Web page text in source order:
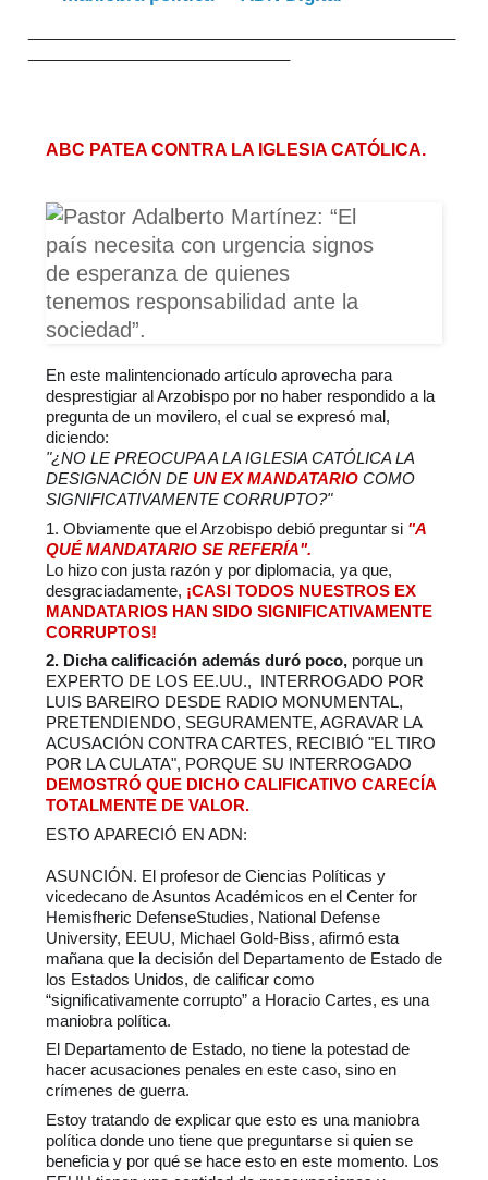
ABC PATEA CONTRA LA IGLESIA CATÓLICA.
En este malintencionado artículo aprovecha para
desprestigiar al Arzobispo por no haber respondido a la
pregunta de un movilero, el cual se expresó mal,
diciendo:
"¿NO LE PREOCUPA A LA IGLESIA CATÓLICA LA
DESIGNACIÓN DE UN EX MANDATARIO COMO
SIGNIFICATIVAMENTE CORRUPTO?"
1. Obviamente que el Arzobispo debió preguntar si "A
QUÉ MANDATARIO SE REFERÍA".
Lo hizo con justa razón y por diplomacia, ya que,
desgraciadamente, ¡CASI TODOS NUESTROS EX
MANDATARIOS HAN SIDO SIGNIFICATIVAMENTE
CORRUPTOS!
2. Dicha calificación además duró poco, porque un
EXPERTO DE LOS EE.UU.,  INTERROGADO POR
LUIS BAREIRO DESDE RADIO MONUMENTAL,
PRETENDIENDO, SEGURAMENTE, AGRAVAR LA
ACUSACIÓN CONTRA CARTES, RECIBIÓ "EL TIRO
DEMOSTRÓ QUE DICHO CALIFICATIVO CARECÍA
TOTALMENTE DE VALOR.
ESTO APARECIÓ EN ADN:
ASUNCIÓN. El profesor de Ciencias Políticas y
vicedecano de Asuntos Académicos en el Center for
Hemisfheric DefenseStudies, National Defense
University, EEUU, Michael Gold-Biss, afirmó esta
mañana que la decisión del Departamento de Estado de
los Estados Unidos, de calificar como
“significativamente corrupto” a Horacio Cartes, es una
maniobra política.
El Departamento de Estado, no tiene la potestad de
hacer acusaciones penales en este caso, sino en
crímenes de guerra.
Estoy tratando de explicar que esto es una maniobra
política donde uno tiene que preguntarse si quien se
beneficia y por qué se hace esto en este momento. Los